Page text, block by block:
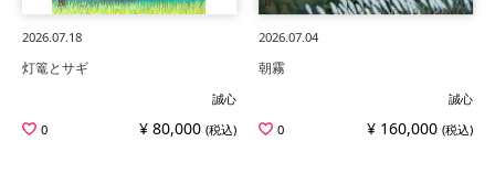
2026.07.18
灯篭とサギ
誠心
0
¥ 80,000 (税込)
2026.07.04
朝霧
誠心
0
¥ 160,000 (税込)